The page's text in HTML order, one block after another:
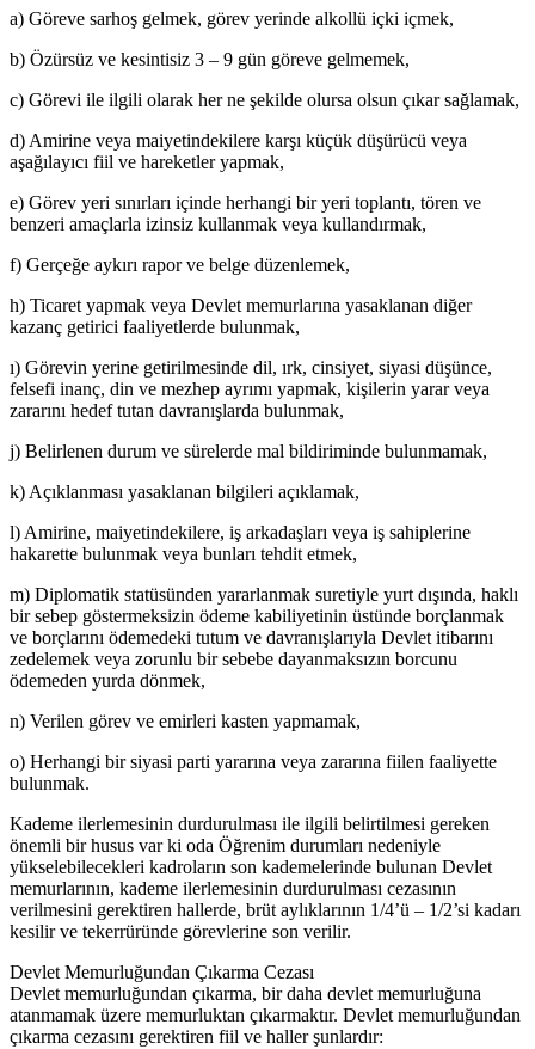
a) Göreve sarhoş gelmek, görev yerinde alkollü içki içmek,
b) Özürsüz ve kesintisiz 3 – 9 gün göreve gelmemek,
c) Görevi ile ilgili olarak her ne şekilde olursa olsun çıkar sağlamak,
d) Amirine veya maiyetindekilere karşı küçük düşürücü veya
aşağılayıcı fiil ve hareketler yapmak,
e) Görev yeri sınırları içinde herhangi bir yeri toplantı, tören ve
benzeri amaçlarla izinsiz kullanmak veya kullandırmak,
f) Gerçeğe aykırı rapor ve belge düzenlemek,
h) Ticaret yapmak veya Devlet memurlarına yasaklanan diğer
kazanç getirici faaliyetlerde bulunmak,
ı) Görevin yerine getirilmesinde dil, ırk, cinsiyet, siyasi düşünce,
felsefi inanç, din ve mezhep ayrımı yapmak, kişilerin yarar veya
zararını hedef tutan davranışlarda bulunmak,
j) Belirlenen durum ve sürelerde mal bildiriminde bulunmamak,
k) Açıklanması yasaklanan bilgileri açıklamak,
l) Amirine, maiyetindekilere, iş arkadaşları veya iş sahiplerine
hakarette bulunmak veya bunları tehdit etmek,
m) Diplomatik statüsünden yararlanmak suretiyle yurt dışında, haklı
bir sebep göstermeksizin ödeme kabiliyetinin üstünde borçlanmak
ve borçlarını ödemedeki tutum ve davranışlarıyla Devlet itibarını
zedelemek veya zorunlu bir sebebe dayanmaksızın borcunu
ödemeden yurda dönmek,
n) Verilen görev ve emirleri kasten yapmamak,
o) Herhangi bir siyasi parti yararına veya zararına fiilen faaliyette
bulunmak.
Kademe ilerlemesinin durdurulması ile ilgili belirtilmesi gereken
önemli bir husus var ki oda Öğrenim durumları nedeniyle
yükselebilecekleri kadroların son kademelerinde bulunan Devlet
memurlarının, kademe ilerlemesinin durdurulması cezasının
verilmesini gerektiren hallerde, brüt aylıklarının 1/4’ü – 1/2’si kadarı
kesilir ve tekerrüründe görevlerine son verilir.
Devlet Memurluğundan Çıkarma Cezası
Devlet memurluğundan çıkarma, bir daha devlet memurluğuna
atanmamak üzere memurluktan çıkarmaktır. Devlet memurluğundan
çıkarma cezasını gerektiren fiil ve haller şunlardır: